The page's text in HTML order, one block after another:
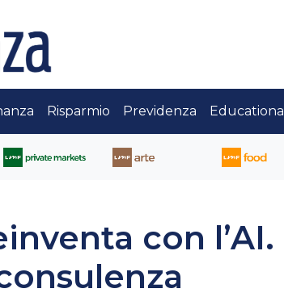
Risparmio Previdenza Educational
con l’AI.